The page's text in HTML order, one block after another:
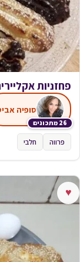
פחזניות
26 מתכונים
סופיה
פרווה חלבי
♥